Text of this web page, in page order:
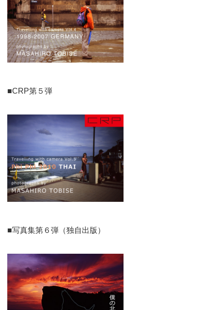
■CRP第５弾
■写真集第６弾（独自出版）